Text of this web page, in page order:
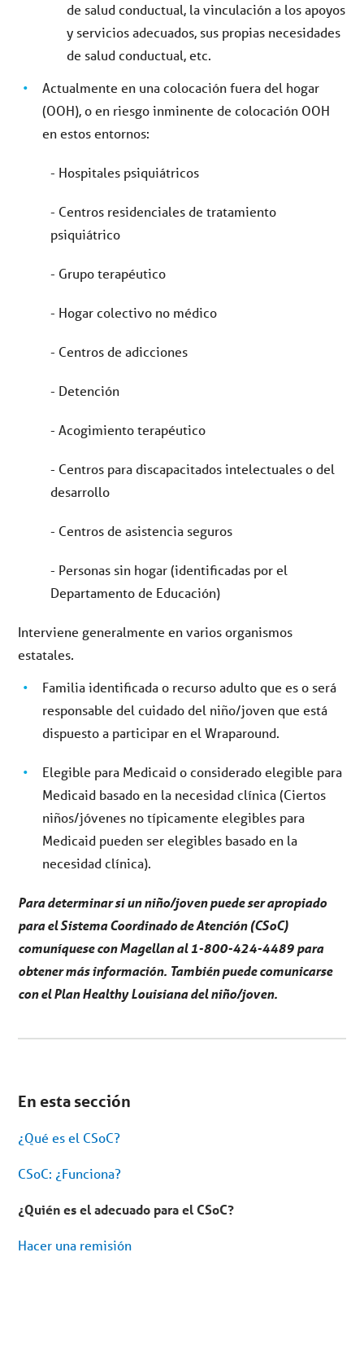
en
menú
secundario.
al
contenido
artículo
En esta sección
¿Qué es el CSoC?
CSoC: ¿Funciona?
¿Quién es el adecuado para el CSoC?
Hacer una remisión
de salud conductual, la vinculación a los apoyos
y servicios adecuados, sus propias necesidades
de salud conductual, etc.
Actualmente en una colocación fuera del hogar
(OOH), o en riesgo inminente de colocación OOH
en estos entornos:
- Hospitales psiquiátricos
- Centros residenciales de tratamiento
psiquiátrico
- Grupo terapéutico
- Hogar colectivo no médico
- Centros de adicciones
- Detención
- Acogimiento terapéutico
- Centros para discapacitados intelectuales o del
desarrollo
- Centros de asistencia seguros
- Personas sin hogar (identificadas por el
Departamento de Educación)
Interviene generalmente en varios organismos
estatales.
Familia identificada o recurso adulto que es o será
responsable del cuidado del niño/joven que está
dispuesto a participar en el Wraparound.
Elegible para Medicaid o considerado elegible para
Medicaid basado en la necesidad clínica (Ciertos
niños/jóvenes no típicamente elegibles para
Medicaid pueden ser elegibles basado en la
necesidad clínica).
Para determinar si un niño/joven puede ser apropiado
para el Sistema Coordinado de Atención (CSoC)
comuníquese con Magellan al 1-800-424-4489 para
obtener más información. También puede comunicarse
con el Plan Healthy Louisiana del niño/joven.